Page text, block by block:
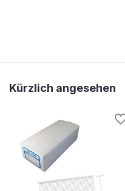
Kürzlich angesehen